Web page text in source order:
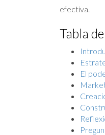
efectiva.
Tabla
El